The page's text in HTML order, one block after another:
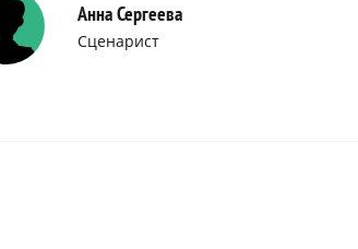
Анна Сергеева
Сценарист